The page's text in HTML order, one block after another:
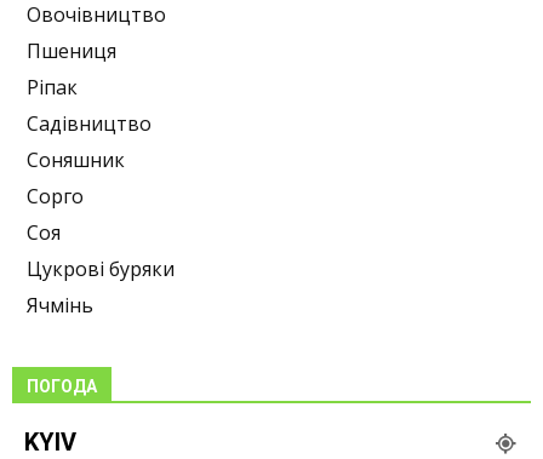
Овочівництво
Пшениця
Ріпак
Садівництво
Соняшник
Сорго
Соя
Цукрові буряки
Ячмінь
ПОГОДА
KYIV